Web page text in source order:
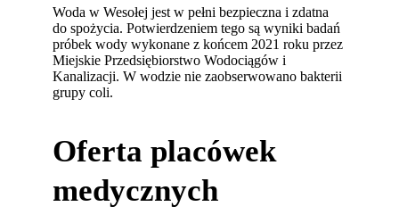
Woda w Wesołej jest w pełni bezpieczna i zdatna
do spożycia. Potwierdzeniem tego są wyniki badań
próbek wody wykonane z końcem 2021 roku przez
Miejskie Przedsiębiorstwo Wodociągów i
Kanalizacji. W wodzie nie zaobserwowano bakterii
grupy coli.
Oferta placówek
medycznych